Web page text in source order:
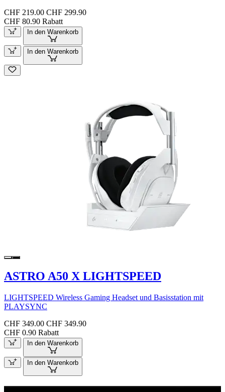
CHF 219.00 CHF 299.90
CHF 80.90 Rabatt
In den Warenkorb
In den Warenkorb
ASTRO A50 X LIGHTSPEED
LIGHTSPEED Wireless Gaming Headset und Basisstation mit
PLAYSYNC
CHF 349.00 CHF 349.90
CHF 0.90 Rabatt
In den Warenkorb
In den Warenkorb